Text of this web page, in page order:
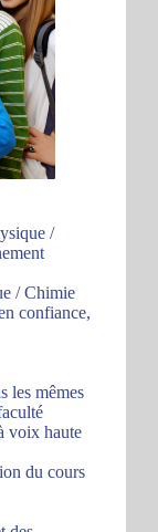
/
/ Chimie
confiance,
les mêmes
voix haute
du cours